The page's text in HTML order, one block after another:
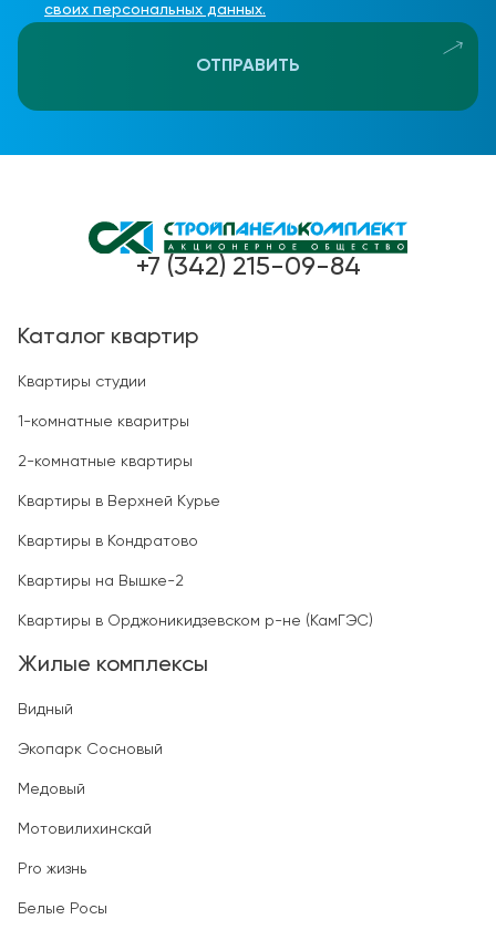
своих персональных данных.
ОТПРАВИТЬ
+7 (342) 215-09-84
Каталог квартир
Квартиры студии
1-комнатные кваритры
2-комнатные квартиры
Квартиры в Верхней Курье
Квартиры в Кондратово
Квартиры на Вышке-2
Квартиры в Орджоникидзевском р-не (КамГЭС)
Жилые комплексы
Видный
Экопарк Сосновый
Медовый
Мотовилихинскай
Pro жизнь
Белые Росы